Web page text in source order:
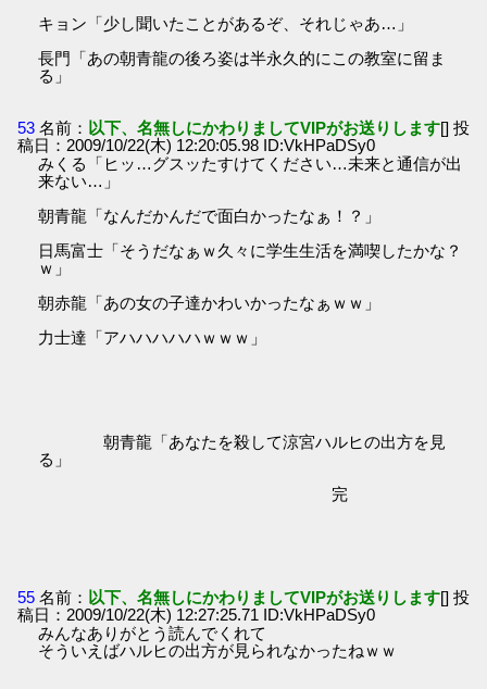
キョン「少し聞いたことがあるぞ、それじゃあ…」
長門「あの朝青龍の後ろ姿は半永久的にこの教室に留ま
る」
53 名前： 以下、名無しにかわりましてVIPがお送りします[] 投
稿日：2009/10/22(木) 12:20:05.98 ID:VkHPaDSy0
みくる「ヒッ…グスッたすけてください…未来と通信が出
来ない…」
朝青龍「なんだかんだで面白かったなぁ！？」
日馬富士「そうだなぁｗ久々に学生生活を満喫したかな？
ｗ」
朝赤龍「あの女の子達かわいかったなぁｗｗ」
力士達「アハハハハハｗｗｗ」
朝青龍「あなたを殺して涼宮ハルヒの出方を見
る」
完
55 名前： 以下、名無しにかわりましてVIPがお送りします[] 投
稿日：2009/10/22(木) 12:27:25.71 ID:VkHPaDSy0
みんなありがとう読んでくれて
そういえばハルヒの出方が見られなかったねｗｗ